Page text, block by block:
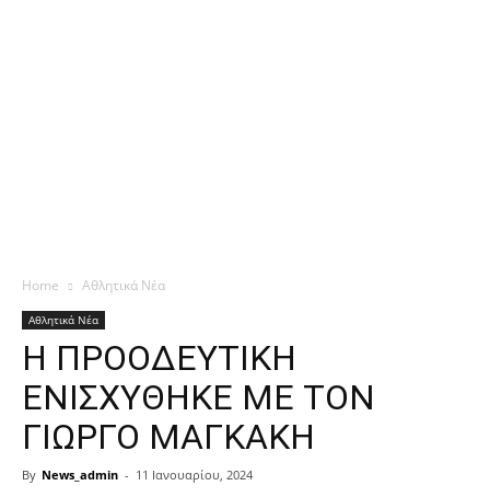
Home Αθλητικά Νέα
Αθλητικά Νέα
Η ΠΡΟΟΔΕΥΤΙΚΗ
ΕΝΙΣΧΥΘΗΚΕ ΜΕ ΤΟΝ
ΓΙΩΡΓΟ ΜΑΓΚΑΚΗ
By News_admin - 11 Ιανουαρίου, 2024